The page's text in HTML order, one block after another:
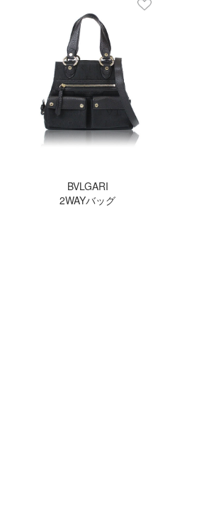
BVLGARI
2WAYバッグ